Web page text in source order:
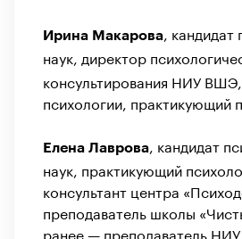
Ирина Макарова
кандидат
наук, директор
консультирования НИУ
психологии, практикующий
Елена Лаврова
кандидат
наук, практикующий
консультант центра
преподаватель школы
ранее — преподаватель